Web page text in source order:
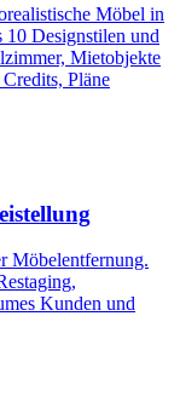
Möbel in
10 Designstilen und
Mietobjekte
Pläne
Möbelentfernung.
Kunden und